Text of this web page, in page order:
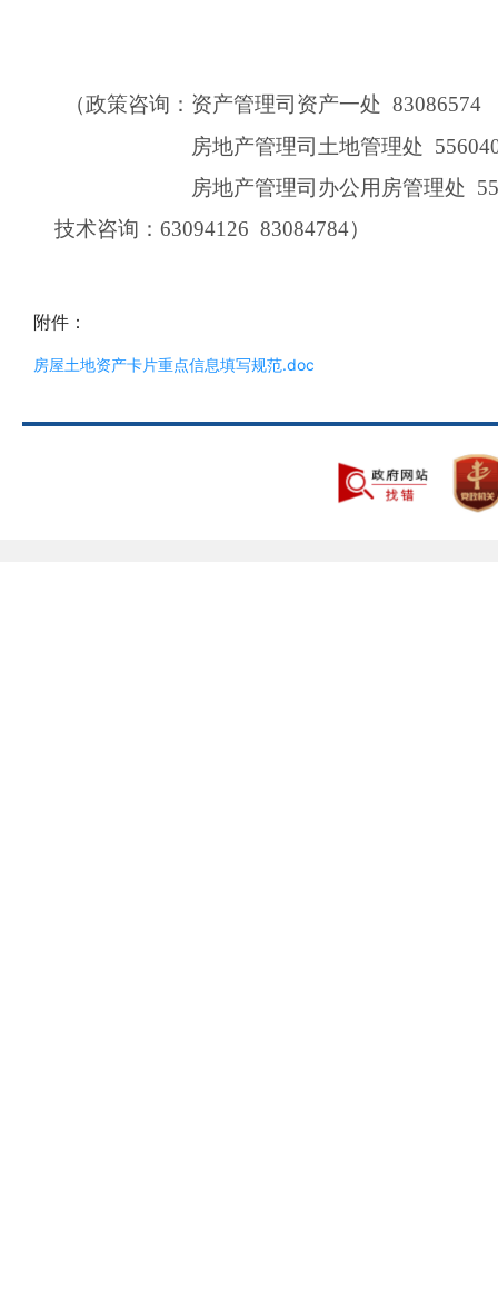
（政策咨询：资产管理司资产一处 83086574
房地产管理司土地管理处
房地产管理司办公用房管理处
技术咨询： 63094126 83084784）
附件：
房屋土地资产卡片重点信息填写规范.doc